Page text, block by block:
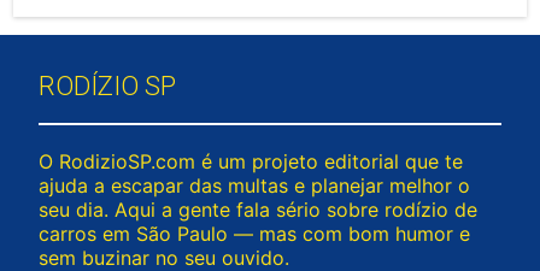
RODÍZIO SP
O RodizioSP.com é um projeto editorial que te
ajuda a escapar das multas e planejar melhor o
seu dia. Aqui a gente fala sério sobre rodízio de
carros em São Paulo — mas com bom humor e
sem buzinar no seu ouvido.